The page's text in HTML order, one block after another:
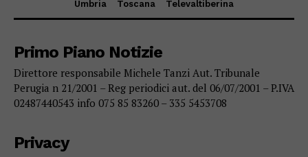
Umbria
Toscana Televaltiberina
Primo Piano Notizie
Direttore responsabile Michele Tanzi Aut. Tribunale
Perugia n 21/2001 – Reg periodici aut. del 06/07/2001 – P.IVA
02487440543 info 075 85 83260 – 335 5453708
Privacy